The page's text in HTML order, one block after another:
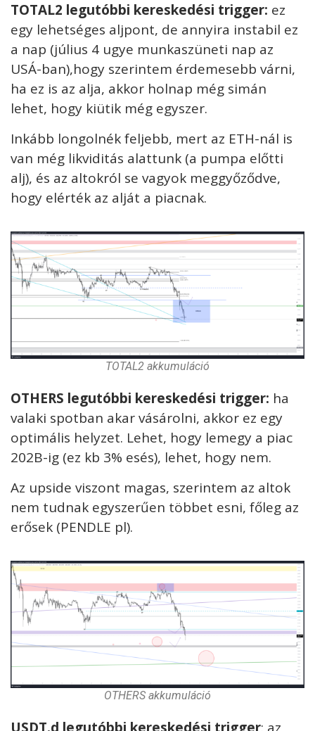
TOTAL2 legutóbbi kereskedési trigger: ez
egy lehetséges aljpont, de annyira instabil ez
a nap (július 4 ugye munkaszüneti nap az
USÁ-ban),hogy szerintem érdemesebb várni,
ha ez is az alja, akkor holnap még simán
lehet, hogy kiütik még egyszer.
Inkább longolnék feljebb, mert az ETH-nál is
van még likviditás alattunk (a pumpa előtti
alj), és az altokról se vagyok meggyőződve,
hogy elérték az alját a piacnak.
TOTAL2 akkumuláció
OTHERS legutóbbi kereskedési trigger: ha
valaki spotban akar vásárolni, akkor ez egy
optimális helyzet. Lehet, hogy lemegy a piac
202B-ig (ez kb 3% esés), lehet, hogy nem.
Az upside viszont magas, szerintem az altok
nem tudnak egyszerűen többet esni, főleg az
erősek (PENDLE pl).
OTHERS akkumuláció